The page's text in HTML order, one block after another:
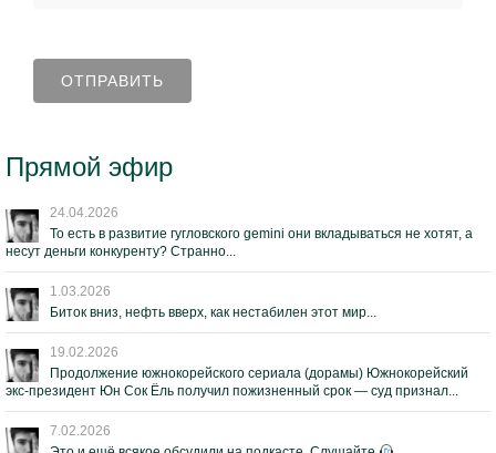
Прямой эфир
24.04.2026
То есть в развитие гугловского gemini они вкладываться не хотят, а
несут деньги конкуренту? Странно...
1.03.2026
Биток вниз, нефть вверх, как нестабилен этот мир...
19.02.2026
Продолжение южнокорейского сериала (дорамы) Южнокорейский
экс-президент Юн Сок Ёль получил пожизненный срок — суд признал...
7.02.2026